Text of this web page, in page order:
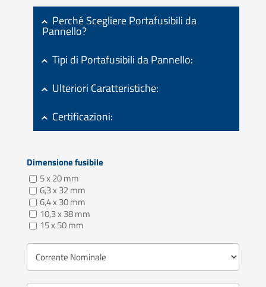
Perché Scegliere Portafusibili da
Pannello?
Tipi di Portafusibili da Pannello:
Ulteriori Caratteristiche:
Certificazioni:
Dimensione fusibile
5 x 20 mm
6,3 x 32 mm
6,4 x 30 mm
10,3 x 38 mm
15 x 50 mm